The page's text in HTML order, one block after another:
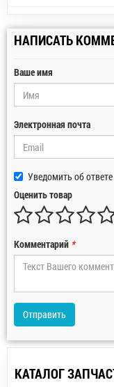
НАПИСАТЬ
Ваше имя
Электронная почта
Уведомить об ответе
Оценить товар
Комментарий *
Отправить
КАТАЛОГ